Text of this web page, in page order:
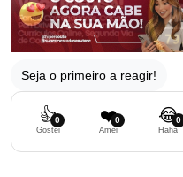
Seja o primeiro a reagir!
👍0
Gostei
❤️0
Amei
😂0
Haha